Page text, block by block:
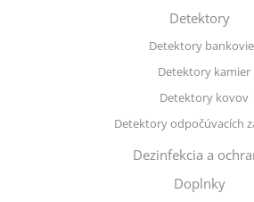
Detektory
Detektory
Detektory kamier
Detektory kovov
Detektory odpočúvacích
Dezinfekcia a
Doplnky